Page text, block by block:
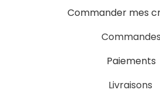
Commander mes
Commandes
Paiements
Livraisons